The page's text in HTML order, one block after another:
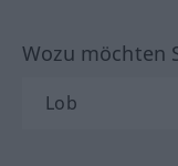
Wozu möchten